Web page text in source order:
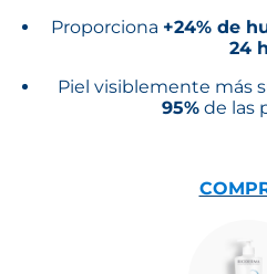
Proporciona +24% de
24
Piel visiblemente más
95%de las